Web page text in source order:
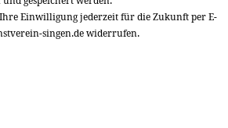
Einwilligung jederzeit für die Zukunft per E-
singen.de widerrufen.